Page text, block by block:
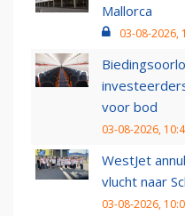
Mallorca
03-08-2026,
voor bod
03-08-2026,
WestJet
vlucht naar
03-08-2026,